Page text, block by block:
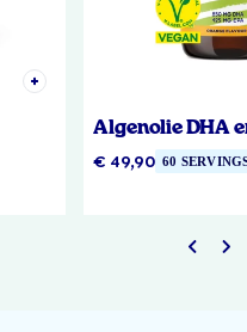
Algenolie DHA
€ 49,90 60